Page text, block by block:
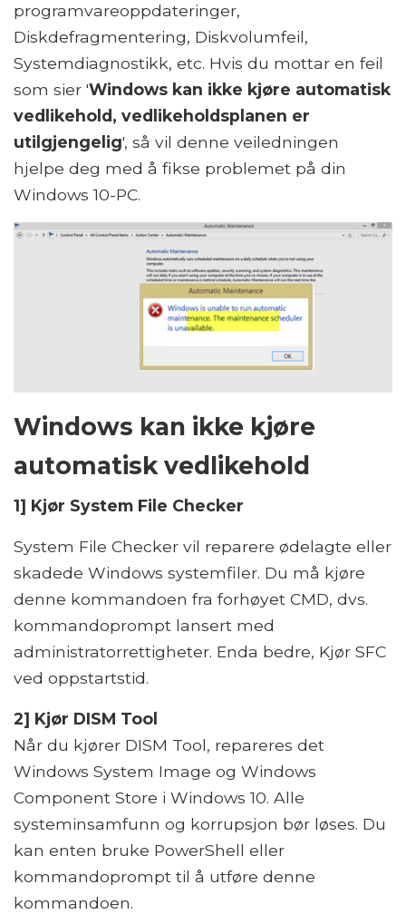
programvareoppdateringer,
Diskdefragmentering, Diskvolumfeil,
Systemdiagnostikk, etc. Hvis du mottar en feil
som sier 'Windows kan ikke kjøre automatisk
vedlikehold, vedlikeholdsplanen er
utilgjengelig', så vil denne veiledningen
hjelpe deg med å fikse problemet på din
Windows 10-PC.
Windows kan ikke kjøre
automatisk vedlikehold
1] Kjør System File Checker
System File Checker vil reparere ødelagte eller
skadede Windows systemfiler. Du må kjøre
denne kommandoen fra forhøyet CMD, dvs.
kommandoprompt lansert med
administratorrettigheter. Enda bedre, Kjør SFC
ved oppstartstid.
2] Kjør DISM Tool
Når du kjører DISM Tool, repareres det
Windows System Image og Windows
Component Store i Windows 10. Alle
systeminsamfunn og korrupsjon bør løses. Du
kan enten bruke PowerShell eller
kommandoprompt til å utføre denne
kommandoen.